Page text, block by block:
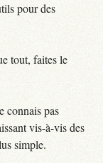
pour des
tout, faites le
connais pas
vis-à-vis des
simple.